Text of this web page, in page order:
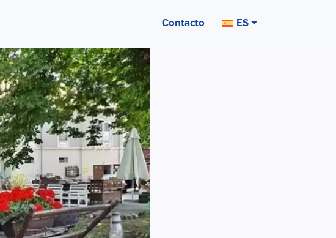
Contacto ES